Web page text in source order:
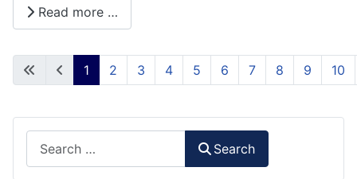
Read more …
Page 1 of 93
1 2 3 4 5 6 7 8 9 10
Search